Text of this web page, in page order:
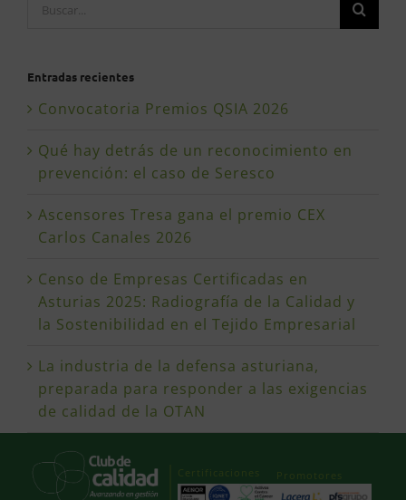
Entradas recientes
Convocatoria Premios QSIA 2026
Qué hay detrás de un reconocimiento en
prevención: el caso de Seresco
Ascensores Tresa gana el premio CEX
Carlos Canales 2026
Censo de Empresas Certificadas en
Asturias 2025: Radiografía de la Calidad y
la Sostenibilidad en el Tejido Empresarial
La industria de la defensa asturiana,
preparada para responder a las exigencias
de calidad de la OTAN
Certificaciones Promotores